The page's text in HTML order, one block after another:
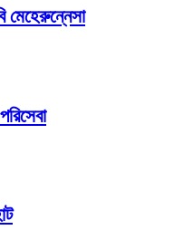
মেহেরুন্নেসা